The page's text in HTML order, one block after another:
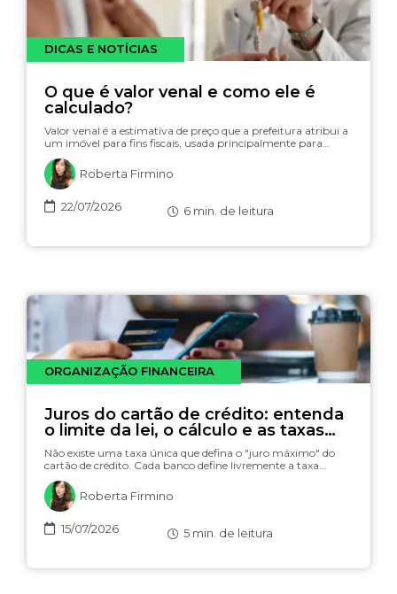
DICAS E NOTÍCIAS
O que é valor venal e como ele é
calculado?
Valor venal é a estimativa de preço que a prefeitura atribui a
um imóvel para fins fiscais, usada principalmente para…
Roberta Firmino
22/07/2026 6 min. de leitura
ORGANIZAÇÃO FINANCEIRA
Juros do cartão de crédito: entenda
o limite da lei, o cálculo e as taxas
(com simulador)
Não existe uma taxa única que defina o "juro máximo" do
cartão de crédito. Cada banco define livremente a taxa…
Roberta Firmino
15/07/2026 5 min. de leitura